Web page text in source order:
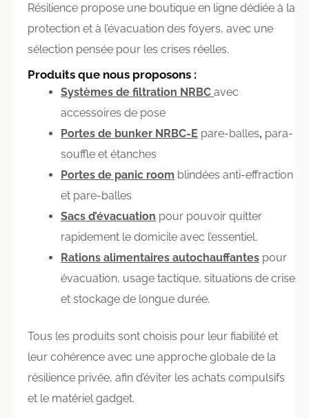
Résilience propose une boutique en ligne dédiée à la
protection et à l’évacuation des foyers, avec une
sélection pensée pour les crises réelles.
Produits que nous proposons :
Systèmes de filtration NRBC avec
accessoires de pose
Portes de bunker NRBC-E pare-balles, para-
souffle et étanches
Portes de panic room blindées anti-effraction
et pare-balles
Sacs d’évacuation pour pouvoir quitter
rapidement le domicile avec l’essentiel.
Rations alimentaires autochauffantes pour
évacuation, usage tactique, situations de crise
et stockage de longue durée.
Tous les produits sont choisis pour leur fiabilité et
leur cohérence avec une approche globale de la
résilience privée, afin d’éviter les achats compulsifs
et le matériel gadget.